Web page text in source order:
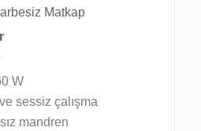
Matkap
W
sessiz çalışma
mandren